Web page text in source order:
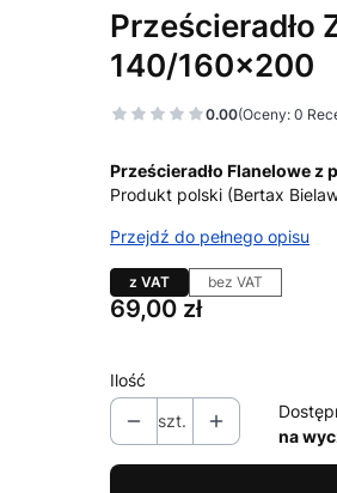
Prześcieradło
140/160x200
0.00(Oceny: 0
Prześcieradło Flanelowe z
Produkt polski (Bertax
Przejdź do pełnego opisu
z VAT bez VAT
Cena
69,00 zł
Ilość
szt.
na